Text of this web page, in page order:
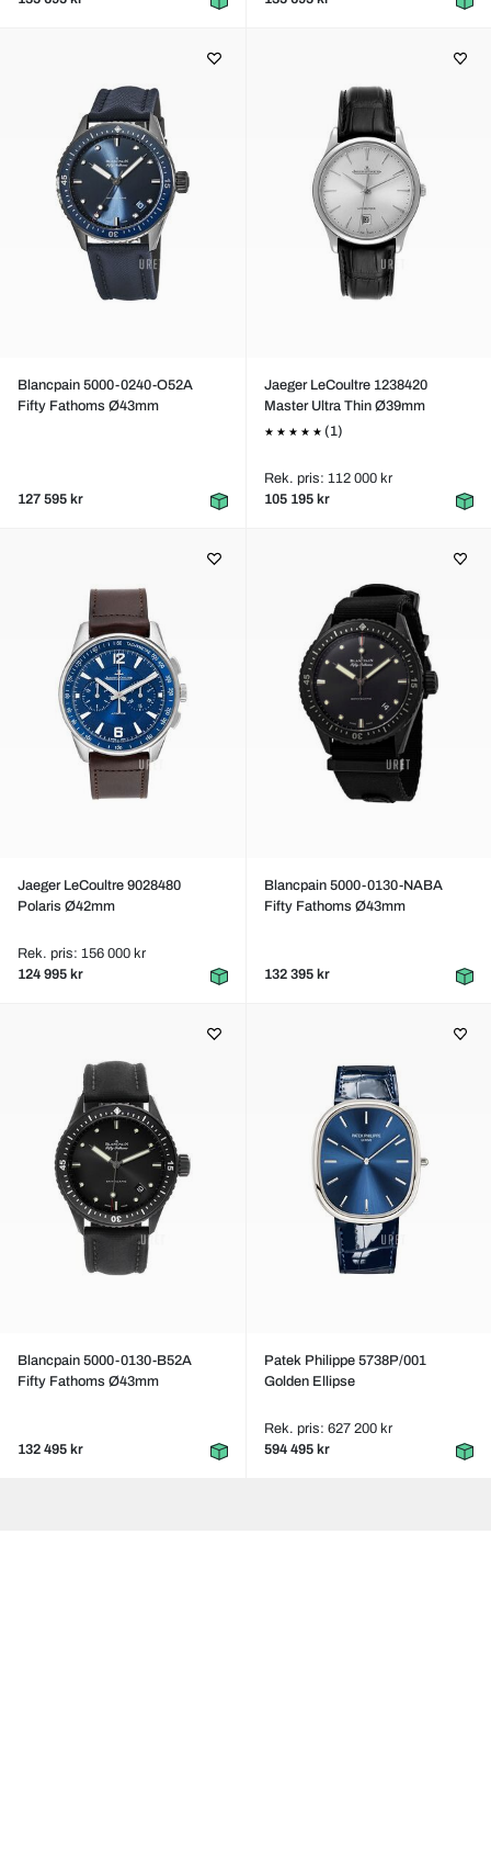
Blancpain 5000-0240-O52A
Fifty Fathoms Ø43mm
127 595 kr
Jaeger LeCoultre 1238420
Master Ultra Thin Ø39mm
(1)
Rek. pris: 112 000 kr
105 195 kr
Jaeger LeCoultre 9028480
Polaris Ø42mm
Rek. pris: 156 000 kr
124 995 kr
Blancpain 5000-0130-NABA
Fifty Fathoms Ø43mm
132 395 kr
Blancpain 5000-0130-B52A
Fifty Fathoms Ø43mm
132 495 kr
Patek Philippe 5738P/001
Golden Ellipse
Rek. pris: 627 200 kr
594 495 kr